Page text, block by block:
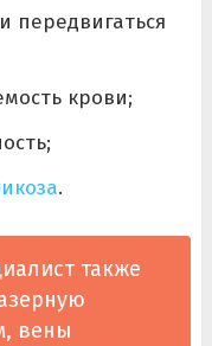
передвигаться
крови;
.
также
вены